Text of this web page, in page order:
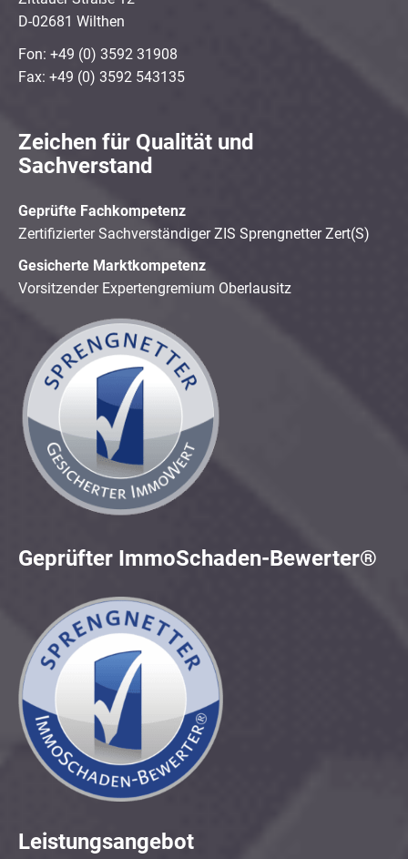
D-02681 Wilthen
Fon: +49 (0) 3592 31908
Fax: +49 (0) 3592 543135
Zeichen für Qualität und
Sachverstand
Geprüfte Fachkompetenz
Zertifizierter Sachverständiger ZIS Sprengnetter Zert(S)
Gesicherte Marktkompetenz
Vorsitzender Expertengremium Oberlausitz
Geprüfter ImmoSchaden-Bewerter®
Leistungsangebot